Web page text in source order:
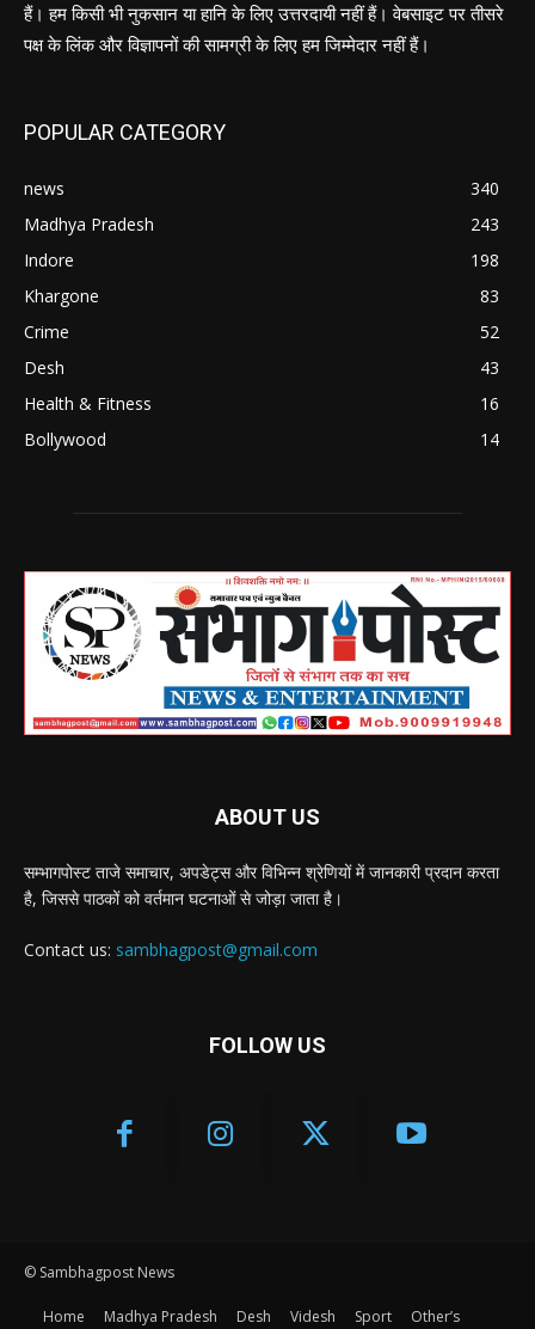
हैं। हम किसी भी नुकसान या हानि के लिए उत्तरदायी नहीं हैं। वेबसाइट पर तीसरे
पक्ष के लिंक और विज्ञापनों की सामग्री के लिए हम जिम्मेदार नहीं हैं।
POPULAR CATEGORY
news
340
Madhya Pradesh
243
Indore
198
Khargone
83
Crime
52
Desh
43
Health & Fitness
16
Bollywood
14
ABOUT US
सम्भागपोस्ट ताजे समाचार, अपडेट्स और विभिन्न श्रेणियों में जानकारी प्रदान करता
है, जिससे पाठकों को वर्तमान घटनाओं से जोड़ा जाता है।
Contact us: sambhagpost@gmail.com
FOLLOW US
© Sambhagpost News
Home Madhya Pradesh Desh Videsh Sport Other’s